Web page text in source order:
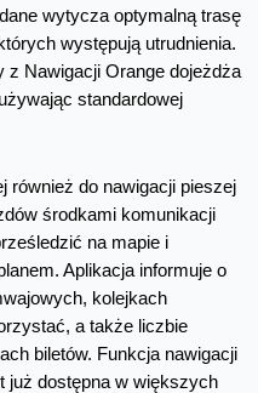
wytycza optymalną trasę
występują utrudnienia.
Nawigacji Orange dojeżdża
standardowej
również do nawigacji pieszej
środkami komunikacji
na mapie i
Aplikacja informuje o
kolejkach
a także liczbie
biletów. Funkcja nawigacji
już dostępna w większych